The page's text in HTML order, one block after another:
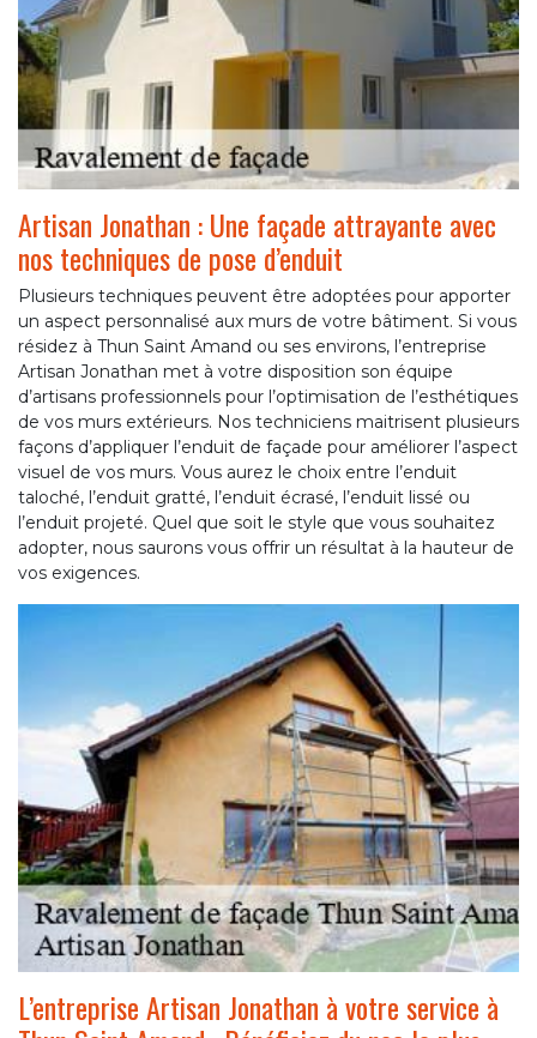
Artisan Jonathan : Une façade attrayante avec
nos techniques de pose d’enduit
Plusieurs techniques peuvent être adoptées pour apporter
un aspect personnalisé aux murs de votre bâtiment. Si vous
résidez à Thun Saint Amand ou ses environs, l’entreprise
Artisan Jonathan met à votre disposition son équipe
d’artisans professionnels pour l’optimisation de l’esthétiques
de vos murs extérieurs. Nos techniciens maitrisent plusieurs
façons d’appliquer l’enduit de façade pour améliorer l’aspect
visuel de vos murs. Vous aurez le choix entre l’enduit
taloché, l’enduit gratté, l’enduit écrasé, l’enduit lissé ou
l’enduit projeté. Quel que soit le style que vous souhaitez
adopter, nous saurons vous offrir un résultat à la hauteur de
vos exigences.
L’entreprise Artisan Jonathan à votre service à